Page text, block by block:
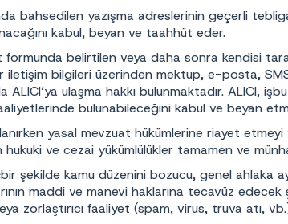
bahsedilen yazışma adreslerinin geçerli
kabul, beyan ve taahhüt eder.
formunda belirtilen veya daha sonra kendisi
bilgileri üzerinden mektup, e-posta,
ulaşma hakkı bulunmaktadır. ALICI,
bulunabileceğini kabul ve beyan
yasal mevzuat hükümlerine riayet
ve cezai yükümlülükler tamamen ve
şekilde kamu düzenini bozucu, genel ahlaka
maddi ve manevi haklarına tecavüz edecek
zorlaştırıcı faaliyet (spam, virus, truva atı,